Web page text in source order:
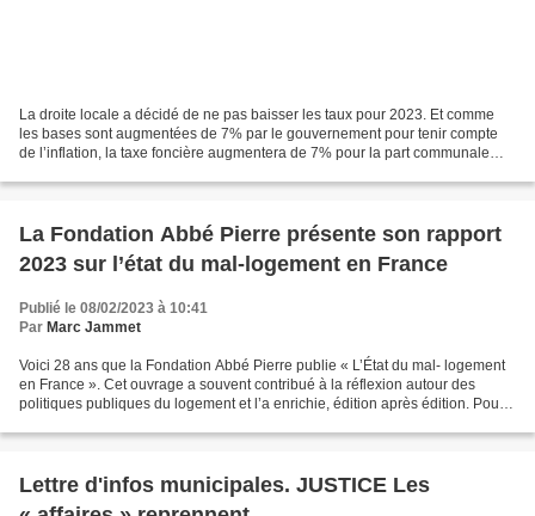
La droite locale a décidé de ne pas baisser les taux pour 2023. Et comme
les bases sont augmentées de 7% par le gouvernement pour tenir compte
de l’inflation, la taxe foncière augmentera de 7% pour la part communale
La Fondation Abbé Pierre présente son rapport
2023 sur l’état du mal-logement en France
Publié le 08/02/2023 à 10:41
Par Marc Jammet
Voici 28 ans que la Fondation Abbé Pierre publie « L’État du mal- logement
en France ». Cet ouvrage a souvent contribué à la réflexion autour des
politiques publiques du logement et l’a enrichie, édition après édition. Pour
Lettre d'infos municipales. JUSTICE Les